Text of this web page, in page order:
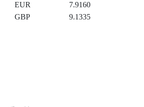
EUR
7.9160
GBP
9.1335